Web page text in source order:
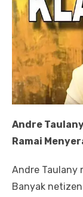
Andre
Ramai
Andre Taulany
Banyak